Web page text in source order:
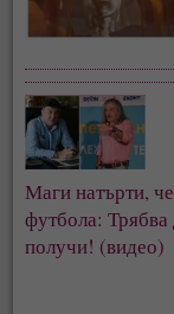
Маги натърти,
футбола:
получи! (видео)